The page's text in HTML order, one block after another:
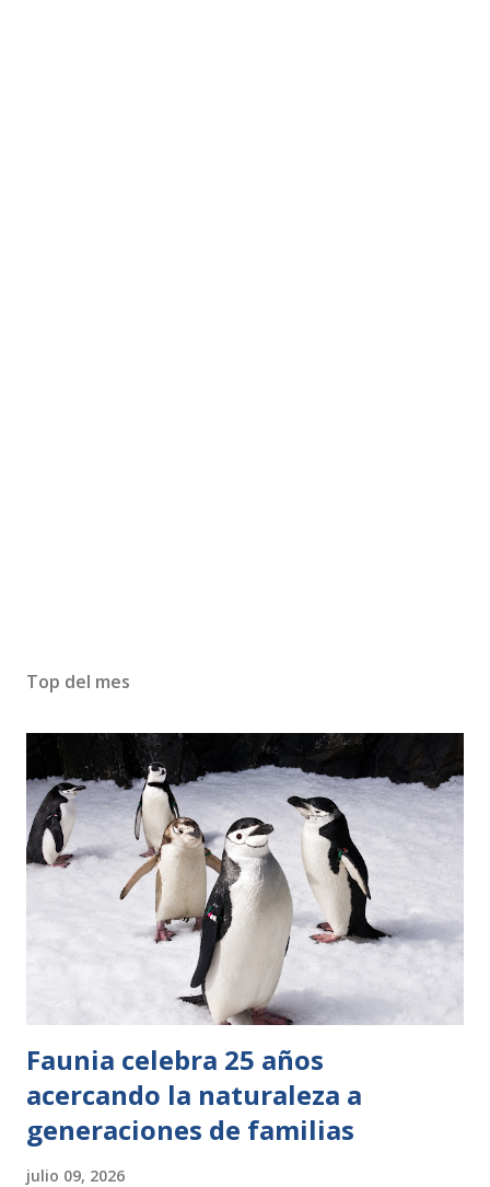
Top del mes
Faunia celebra 25 años
acercando la naturaleza a
generaciones de familias
julio 09, 2026